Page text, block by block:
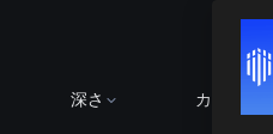
深さ カレンダー